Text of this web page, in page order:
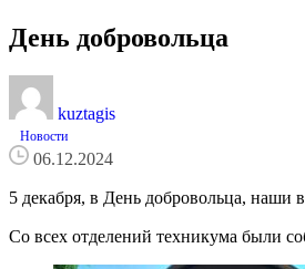
День добровольца
kuztagis
Новости
06.12.2024
5 декабря, в День добровольца, наши
Со всех отделений техникума были